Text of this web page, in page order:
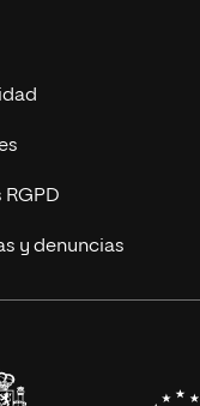
y denuncias